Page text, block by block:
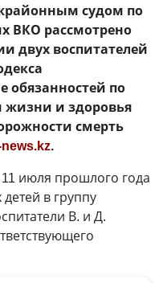
судом по
ВКО рассмотрено
двух воспитателей
обязанностей по
жизни и здоровья
смерть
.
11 июля прошлого года
в группу
В. и Д.